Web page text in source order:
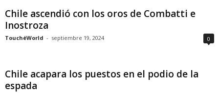
Chile ascendió con los oros de Combatti e
Inostroza
TouchéWorld - septiembre 19, 2024 0
Chile acapara los puestos en el podio de la
espada